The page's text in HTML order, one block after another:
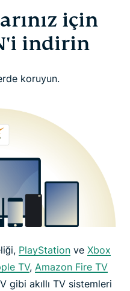
için
indirin
koruyun.
PlayStation ve Xbox
TV, Amazon Fire TV
gibi akıllı TV sistemleri